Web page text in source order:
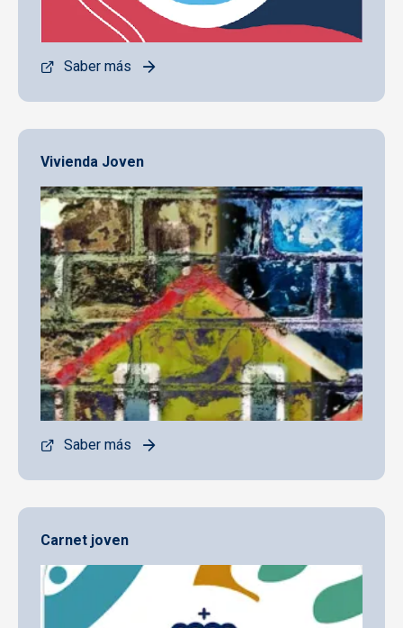
Saber más
Vivienda Joven
Saber más
Carnet joven